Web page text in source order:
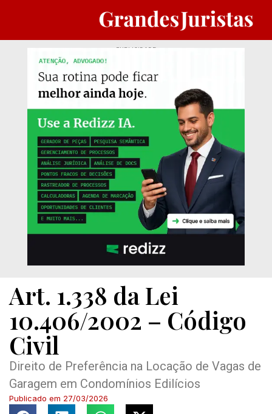
PUBLICIDADE
Art. 1.338 da Lei
10.406/2002 – Código
Civil
Direito de Preferência na Locação de Vagas de
Garagem em Condomínios Edilícios
Publicado em 27/03/2026